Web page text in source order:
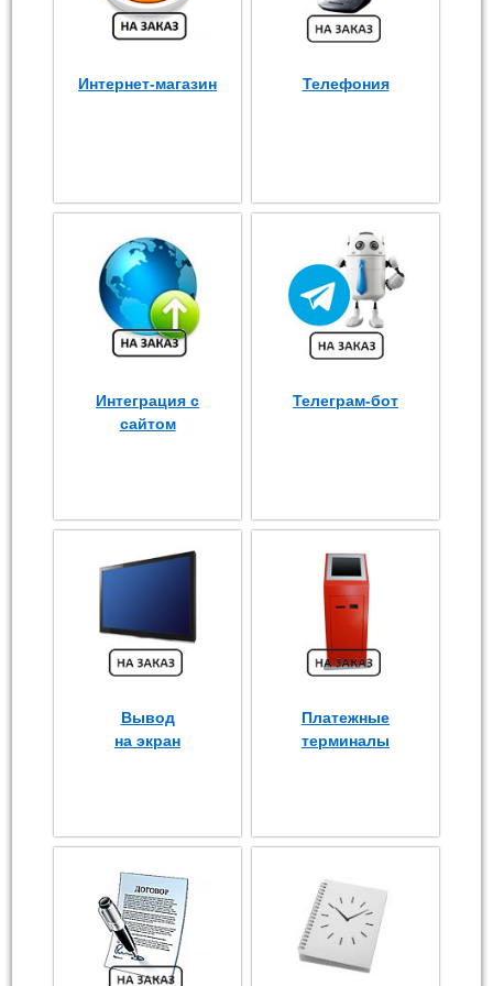
Интернет-магазин Телефония
Интеграция с
сайтом
Телеграм-бот
Вывод
на экран
Платежные
терминалы